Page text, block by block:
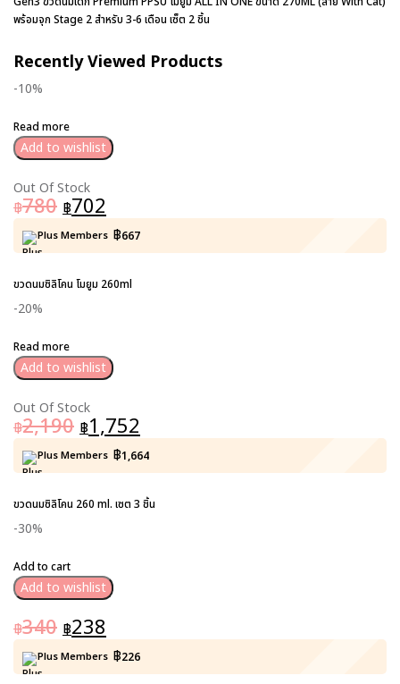
พร้อมจุก Stage 2 สำหรับ 3-6 เดือน เซ็ต 2 ชิ้น
Recently Viewed Products
-10%
Read more
Add to wishlist
Out Of Stock
฿780 ฿702
Plus Members ฿667
ขวดนมซิลิโคน โมยูม 260ml
-20%
Read more
Add to wishlist
Out Of Stock
฿2,190 ฿1,752
Plus Members ฿1,664
ขวดนมซิลิโคน 260 ml. เซต 3 ชิ้น
-30%
Add to cart
Add to wishlist
฿340 ฿238
Plus Members ฿226